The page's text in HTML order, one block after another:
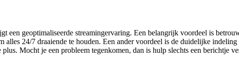
geoptimaliseerde streamingervaring. Een belangrijk voordeel is
24/7 draaiende te houden. Een ander voordeel is de duidelijke
Mocht je een probleem tegenkomen, dan is hulp slechts een berichtje